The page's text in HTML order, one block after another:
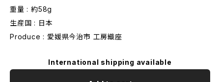
重量 : 約58g
生産国 : 日本
Produce : 愛媛県今治市 工房織座
International shipping available